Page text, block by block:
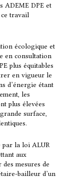
ADEME DPE et
travail
écologique et
en consultation
plus équitables
en vigueur le
d’énergie étant
les
plus élevées
surface,
la loi ALUR
aux
mesures de
bailleur d’un